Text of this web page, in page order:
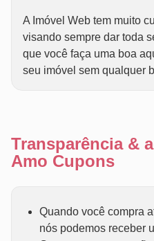
A Imóvel Web tem muito
visando sempre dar toda
que você faça uma boa
seu imóvel sem qualquer
Transparência &
Amo Cupons
Quando você compra
nós podemos receber